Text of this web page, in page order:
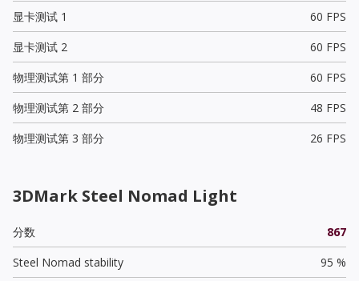
显卡测试 1
60 FPS
显卡测试 2
60 FPS
物理测试第 1 部分
60 FPS
物理测试第 2 部分
48 FPS
物理测试第 3 部分
26 FPS
3DMark Steel Nomad Light
分数
867
Steel Nomad stability
95 %